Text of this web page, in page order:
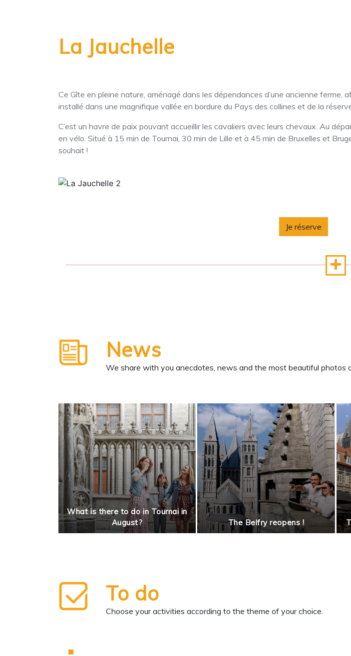
La Jauchelle
Ce Gîte en pleine nature, aménagé dans les dépendances d’une ancienne
installé dans une magnifique vallée en bordure du Pays des collines et de la
C’est un havre de paix pouvant accueillir les cavaliers avec leurs chevaux. Au
en vélo. Situé à 15 min de Tournai, 30 min de Lille et à 45 min de Bruxelles et
souhait !
Je réserve
News
We share with you anecdotes, news and the most beautiful photos
What is there to do in Tournai in
August?
The Belfry reopens !
To do
Choose your activities according to the theme of your choice.